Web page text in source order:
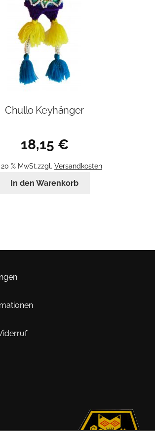
Chullo Keyhänger
18,15 €
% MwSt.zzgl. Versandkosten
In den Warenkorb